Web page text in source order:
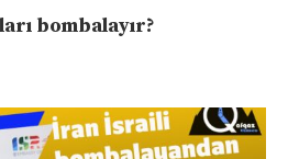
bombalayır?